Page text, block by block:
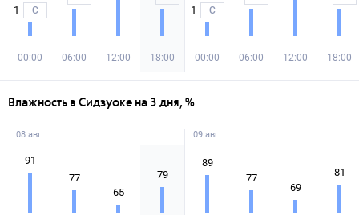
1 С
00:00 06:00 12:00 18:00
1 С
00:00 06:00 12:00 18:00
Влажность в Сидзуоке на 3 дня, %
08 авг
91
77
65
79
09 авг
89
77
69
81